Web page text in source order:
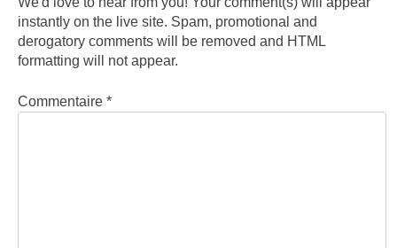
instantly on the live site. Spam, promotional and
derogatory comments will be removed and HTML
formatting will not appear.
Commentaire *